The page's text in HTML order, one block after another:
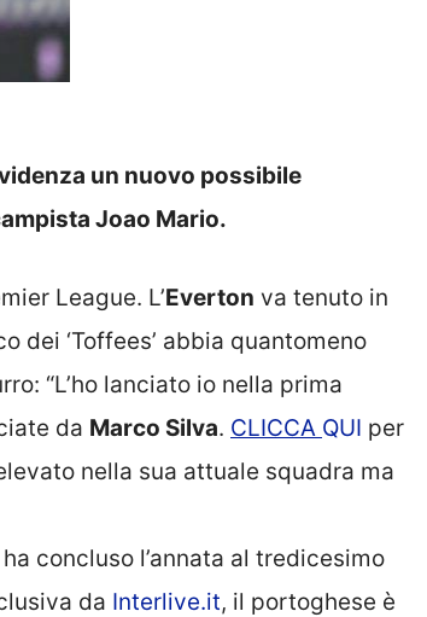
un nuovo possibile
Joao Mario.
League. L’Everton va tenuto in
‘Toffees’ abbia quantomeno
“L’ho lanciato io nella prima
da Marco Silva. CLICCA QUI per
nella sua attuale squadra ma
ha concluso l’annata al tredicesimo
da Interlive.it, il portoghese è